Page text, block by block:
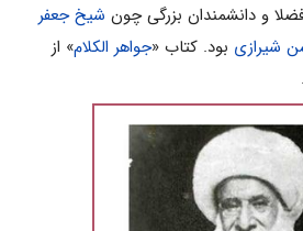
و دانشمندان بزرگی چون شیخ جعفر
شیرازی بود. کتاب «جواهر الکلام» از